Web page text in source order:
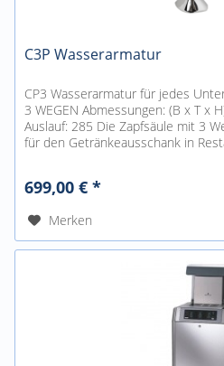
C3P Wasserarmatur
CP3 Wasserarmatur für jedes
3 WEGEN Abmessungen: (B x T x
Auslauf: 285 Die Zapfsäule mit 3
für den Getränkeausschank in
699,00 € *
Merken